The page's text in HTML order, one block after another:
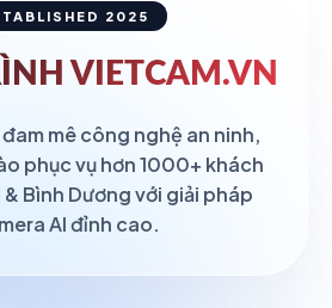
2025
VIETCAM.VN
mê công nghệ an ninh,
phục vụ hơn 1000+ khách
Bình Dương với giải pháp
AI đỉnh cao.